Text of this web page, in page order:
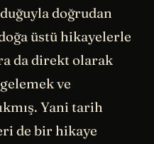
doğrudan
üstü hikayelerle
da direkt olarak
ve
Yani tarih
de bir hikaye